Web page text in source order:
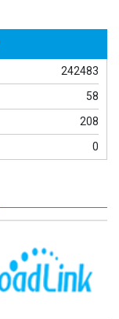
1.469.000 đ
242483
58
208
0